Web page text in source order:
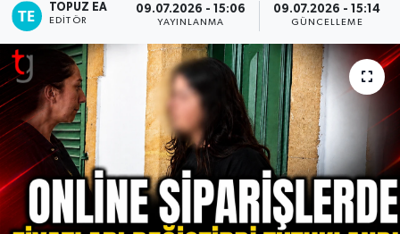
TOPUZ EA
EDITÖR
09.07.2026 - 15:06
YAYINLANMA
09.07.2026 - 15:14
GÜNCELLEME